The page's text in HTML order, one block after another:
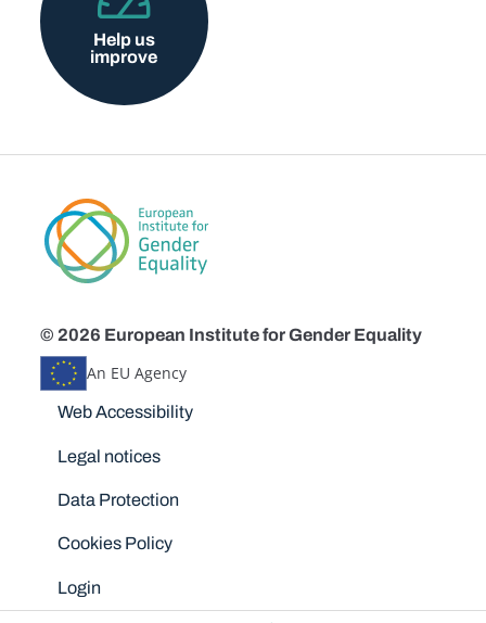
Help us
improve
© 2026 European Institute for Gender Equality
An EU Agency
Disclaimers
Web Accessibility
Legal notices
Data Protection
Cookies Policy
Login